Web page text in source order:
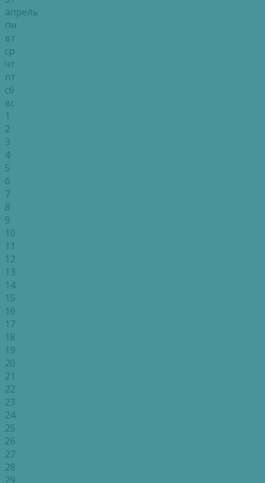
апрель
пн
вт
ср
чт
пт
сб
вс
1
2
3
4
5
6
7
8
9
10
11
12
13
14
15
16
17
18
19
20
21
22
23
24
25
26
27
28
29